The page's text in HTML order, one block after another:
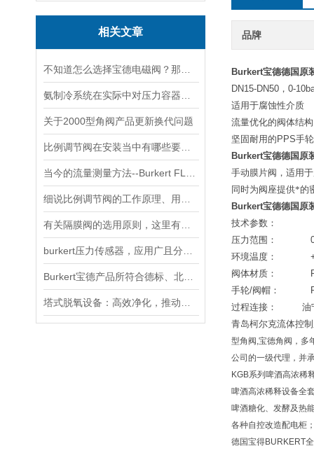
相关文章
关于2000型角阀产品更新换代问题
品牌
Burkert宝德德国原
DN15-DN50 ， 0-
适用于腐蚀性介质
流量优化的阀体结构
坚固耐用的 PPS手轮
Burkert宝德德国原
手动膜片阀，适用
同时为阀座提供*的
Burkert宝德德国原
技术参数：
压力范围：
0-
环境温度：
阀体材质：
手轮/阀帽：
过程连接：
油
青岛柯尔克流体控
型角阀 ,宝德角阀，多
公司的一级代理，并
KGB系列啤酒高浓稀
啤酒高浓稀释设备全
啤酒糖化、发酵及热
各种自控改造配电柜
德国宝得BURKERT